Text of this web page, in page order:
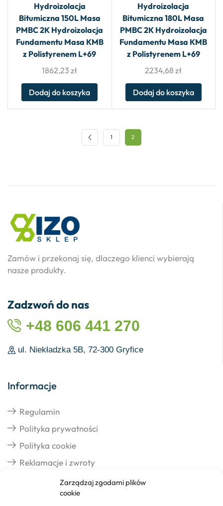
Zarządzaj zgodami plików
cookie
Hydroizolacja
Bitumiczna 150L Masa
PMBC 2K Hydroizolacja
Fundamentu Masa KMB
z Polistyrenem L+69
1862,23 zł
Dodaj do koszyka
Hydroizolacja
Bitumiczna 180L Masa
PMBC 2K Hydroizolacja
Fundamentu Masa KMB
z Polistyrenem L+69
2234,68 zł
Dodaj do koszyka
1 2
Zamów i przekonaj się, dlaczego klienci wybierają
nasze produkty.
Zadzwoń do nas
+48 606 441 270
ul. Niekładzka 5B, 72-300 Gryfice
Informacje
Regulamin
Polityka prywatności
Polityka cookie
Reklamacje i zwroty